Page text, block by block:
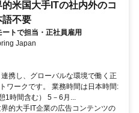
的米国大手ITの社内外のコ
語不要
トで担当・正社員雇用
Japan
携し、グローバルな環境で働く正
ワークです。 業務時間は日本時間:
1時間含む） 5－6月...
的大手IT企業の広告コンテンツの